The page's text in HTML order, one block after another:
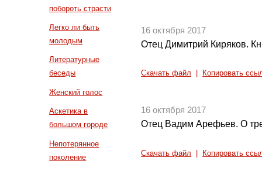
побороть страсти
Легко ли быть
молодым
Литературные
беседы
Женский голос
Аскетика в
большом городе
Непотерянное
поколение
16 октября 2017
Отец Димитрий Киряков.
Скачать файл Копировать
16 октября 2017
Отец Вадим Арефьев. О
Скачать файл Копировать